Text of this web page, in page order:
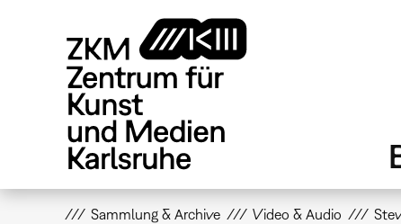
Sammlung & Archive Video & Audio